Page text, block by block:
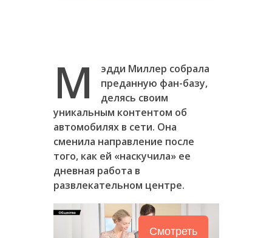
М
эдди Миллер собрала
преданную фан-базу,
делясь своим
уникальным контентом об
автомобилях в сети. Она
сменила направление после
того, как ей «наскучила» ее
дневная работа в
развлекательном центре.
Смотреть